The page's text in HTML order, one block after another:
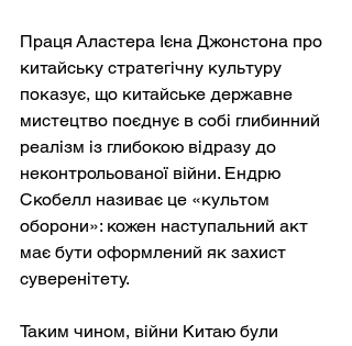
Праця Аластера Ієна Джонстона про
китайську стратегічну культуру
показує, що китайське державне
мистецтво поєднує в собі глибинний
реалізм із глибокою відразу до
неконтрольованої війни. Ендрю
Скобелл називає це «культом
оборони»: кожен наступальний акт
має бути оформлений як захист
суверенітету.
Таким чином, війни Китаю були